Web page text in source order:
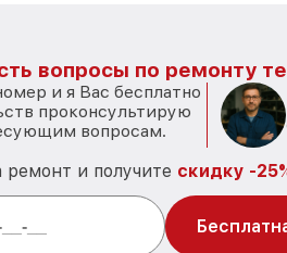
вопросы по ремонту
и я Вас бесплатно
проконсультирую
вопросам.
и получите скидку -